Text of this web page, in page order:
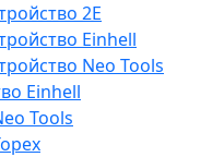
2E
Einhell
Neo Tools
Einhell
Tools